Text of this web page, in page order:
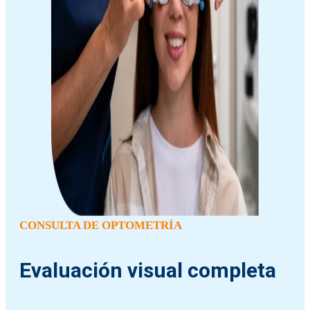
CONSULTA DE OPTOMETRÍA
Evaluación visual completa